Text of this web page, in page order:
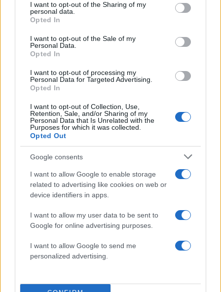
not limited to your visit or usage behaviour. You may click to
grant or deny consent to Google and its third-party tags to
use your data for below specified purposes in below Google
consent section.
I want to opt-out of the Sharing of my
personal data.
Opted In
I want to opt-out of the Sale of my
Personal Data.
Opted In
I want to opt-out of processing my
Personal Data for Targeted Advertising.
Opted In
I want to opt-out of Collection, Use,
Retention, Sale, and/or Sharing of my
Personal Data that Is Unrelated with the
Purposes for which it was collected.
Opted Out
Google consents
I want to allow Google to enable storage
related to advertising like cookies on web or
device identifiers in apps.
I want to allow my user data to be sent to
Google for online advertising purposes.
I want to allow Google to send me
personalized advertising.
Μαρία Μενούνος: Ο απολογισμός από το
καλοκαίρι της στην Ελλάδα – «Ένα ταξίδι που
δεν θα ξεχάσω ποτέ»
07.08.2026